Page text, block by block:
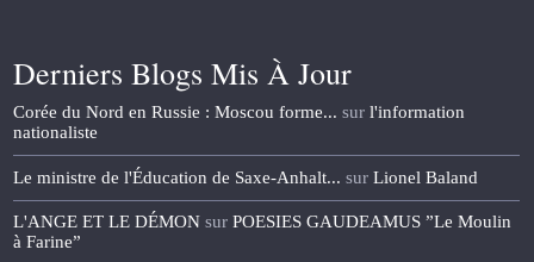
Derniers Blogs Mis À Jour
Corée du Nord en Russie : Moscou forme... surl'information
nationaliste
Le ministre de l'Éducation de Saxe-Anhalt... surLionel Baland
L'ANGE ET LE DÉMON surPOESIES GAUDEAMUS ”Le Moulin
à Farine”